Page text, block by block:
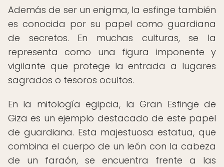
Además de ser un enigma, la esfinge también
es conocida por su papel como guardiana
de secretos. En muchas culturas, se la
representa como una figura imponente y
vigilante que protege la entrada a lugares
sagrados o tesoros ocultos.
En la mitología egipcia, la Gran Esfinge de
Giza es un ejemplo destacado de este papel
de guardiana. Esta majestuosa estatua, que
combina el cuerpo de un león con la cabeza
de un faraón, se encuentra frente a las